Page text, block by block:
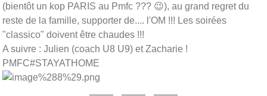
(bientôt un kop PARIS au Pmfc ??? 😉), au grand regret du
reste de la famille, supporter de.... l'OM !!! Les soirées
"classico" doivent être chaudes !!!
A suivre : Julien (coach U8 U9) et Zacharie !
PMFC#STAYATHOME